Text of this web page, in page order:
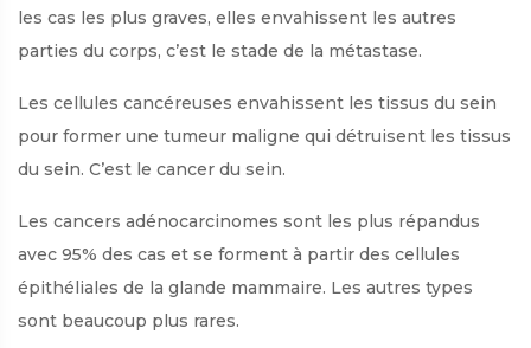
les cas les plus graves, elles envahissent les autres
parties du corps, c’est le stade de la métastase.
Les cellules cancéreuses envahissent les tissus du sein
pour former une tumeur maligne qui détruisent les tissus
du sein. C’est le cancer du sein.
Les cancers adénocarcinomes sont les plus répandus
avec 95% des cas et se forment à partir des cellules
épithéliales de la glande mammaire. Les autres types
sont beaucoup plus rares.